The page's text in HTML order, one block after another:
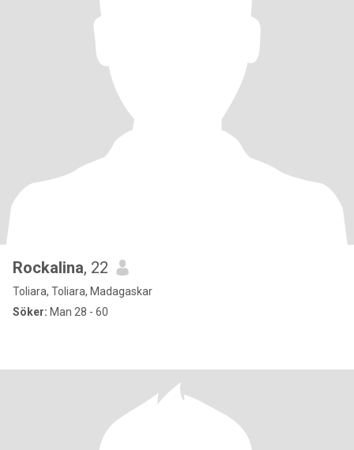
Rockalina, 22
Toliara, Toliara, Madagaskar
Söker: Man 28 - 60